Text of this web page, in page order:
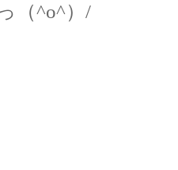
（^o^）/